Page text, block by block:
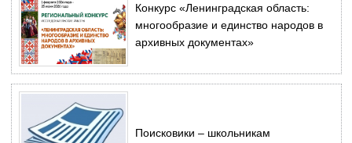
Конкурс «Ленинградская область:
многообразие и единство народов в
архивных документах»
Поисковики – школьникам